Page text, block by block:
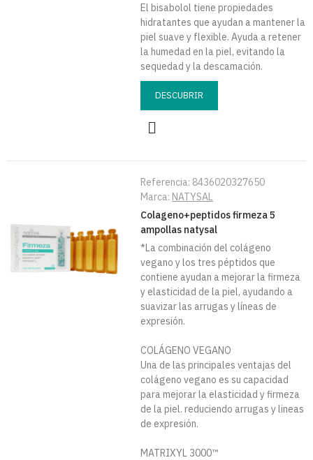
El bisabolol tiene propiedades
hidratantes que ayudan a mantener la
piel suave y flexible. Ayuda a retener
la humedad en la piel, evitando la
sequedad y la descamación.
DESCUBRIR
Referencia: 8436020327650
Marca: NATYSAL
Colageno+peptidos firmeza 5
ampollas natysal
*La combinación del colágeno
vegano y los tres péptidos que
contiene ayudan a mejorar la firmeza
y elasticidad de la piel, ayudando a
suavizar las arrugas y líneas de
expresión.
COLÁGENO VEGANO
Una de las principales ventajas del
colágeno vegano es su capacidad
para mejorar la elasticidad y firmeza
de la piel. reduciendo arrugas y lineas
de expresión.
MATRIXYL 3000™